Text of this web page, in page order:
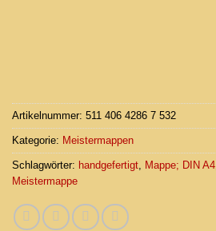
Artikelnummer: 511 406 4286 7 532
Kategorie: Meistermappen
Schlagwörter: handgefertigt Mappe; DIN A4
Meistermappe